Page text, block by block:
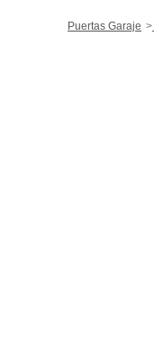
Puertas Garaje